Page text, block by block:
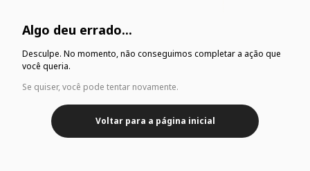
Algo deu errado...
Desculpe. No momento, não conseguimos completar a ação que
você queria.
Se quiser, você pode tentar novamente.
Voltar para a página inicial